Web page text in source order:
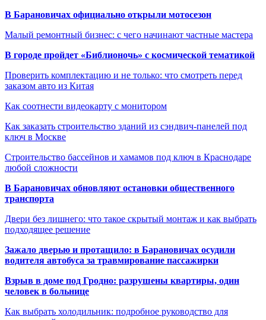
В Барановичах официально открыли мотосезон
Малый ремонтный бизнес: с чего начинают частные мастера
В городе пройдет «Библионочь» с космической тематикой
Проверить комплектацию и не только: что смотреть перед
заказом авто из Китая
Как соотнести видеокарту с монитором
Как заказать строительство зданий из сэндвич-панелей под
ключ в Москве
Строительство бассейнов и хамамов под ключ в Краснодаре
любой сложности
В Барановичах обновляют остановки общественного
транспорта
Двери без лишнего: что такое скрытый монтаж и как выбрать
подходящее решение
Зажало дверью и протащило: в Барановичах осудили
водителя автобуса за травмирование пассажирки
Взрыв в доме под Гродно: разрушены квартиры, один
человек в больнице
Как выбрать холодильник: подробное руководство для